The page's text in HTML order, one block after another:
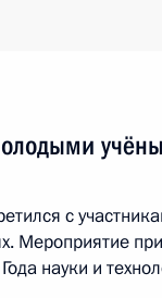
с
Мероприятие
науки и